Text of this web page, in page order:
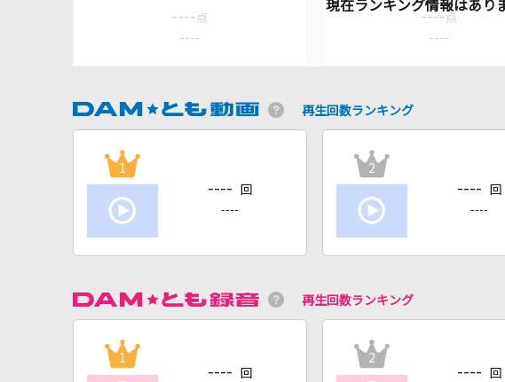
---- 点
----
---- 点
----
再生回数ランキング
1
---- 回
----
2
---- 回
----
再生回数ランキング
1
---- 回
2
---- 回